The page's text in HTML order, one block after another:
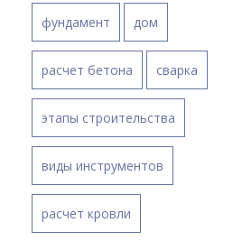
фундамент дом
расчет бетона сварка
этапы строительства
виды инструментов
расчет кровли